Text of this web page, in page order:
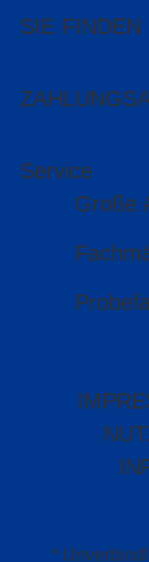
SIE FINDEN
Service
Große
*